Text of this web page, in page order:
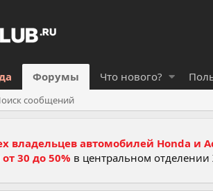
Форумы Что нового?
сообщений
владельцев автомобилей Honda и
от 30 до 50% в центральном